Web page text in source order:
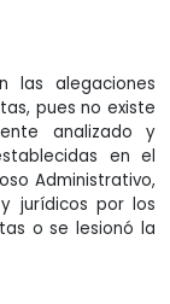
las alegaciones
pues no existe
analizado y
en el
Administrativo,
jurídicos por los
o se lesionó la